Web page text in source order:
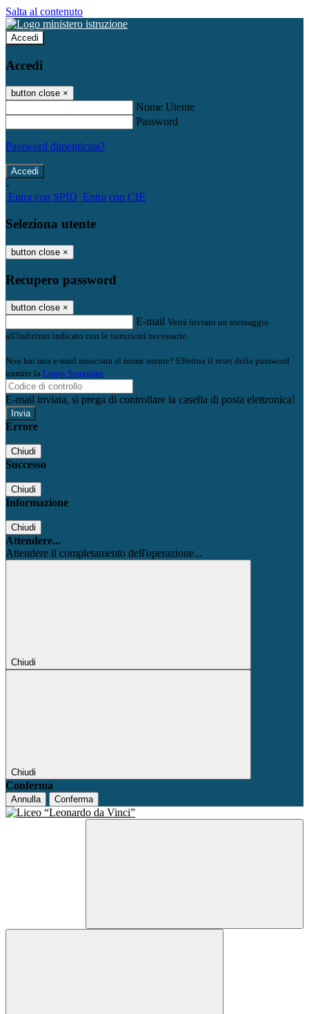
Salta al contenuto
Accedi
Accedi
button close ×
Nome Utente
Password
Password dimenticata?
-
Entra con SPID Entra con CIE
Seleziona utente
button close ×
Recupero password
button close ×
E-mail Verrà inviato un messaggio
all'indirizzo indicato con le istruzioni necessarie.
Non hai una e-mail associata al nome utente? Effettua il reset della password
tramite la Login Spaggiari
E-mail inviata, si prega di controllare la casella di posta elettronica!
Errore
Chiudi
Successo
Chiudi
Informazione
Chiudi
Attendere...
Attendere il completamento dell'operazione...
Chiudi
Chiudi
Conferma
Annulla Conferma